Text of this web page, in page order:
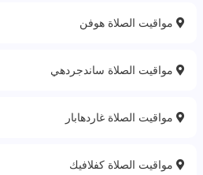
مواقيت الصلاة هوفن
مواقيت الصلاة ساندجردهي
مواقيت الصلاة غاردهابار
مواقيت الصلاة كفلافيك